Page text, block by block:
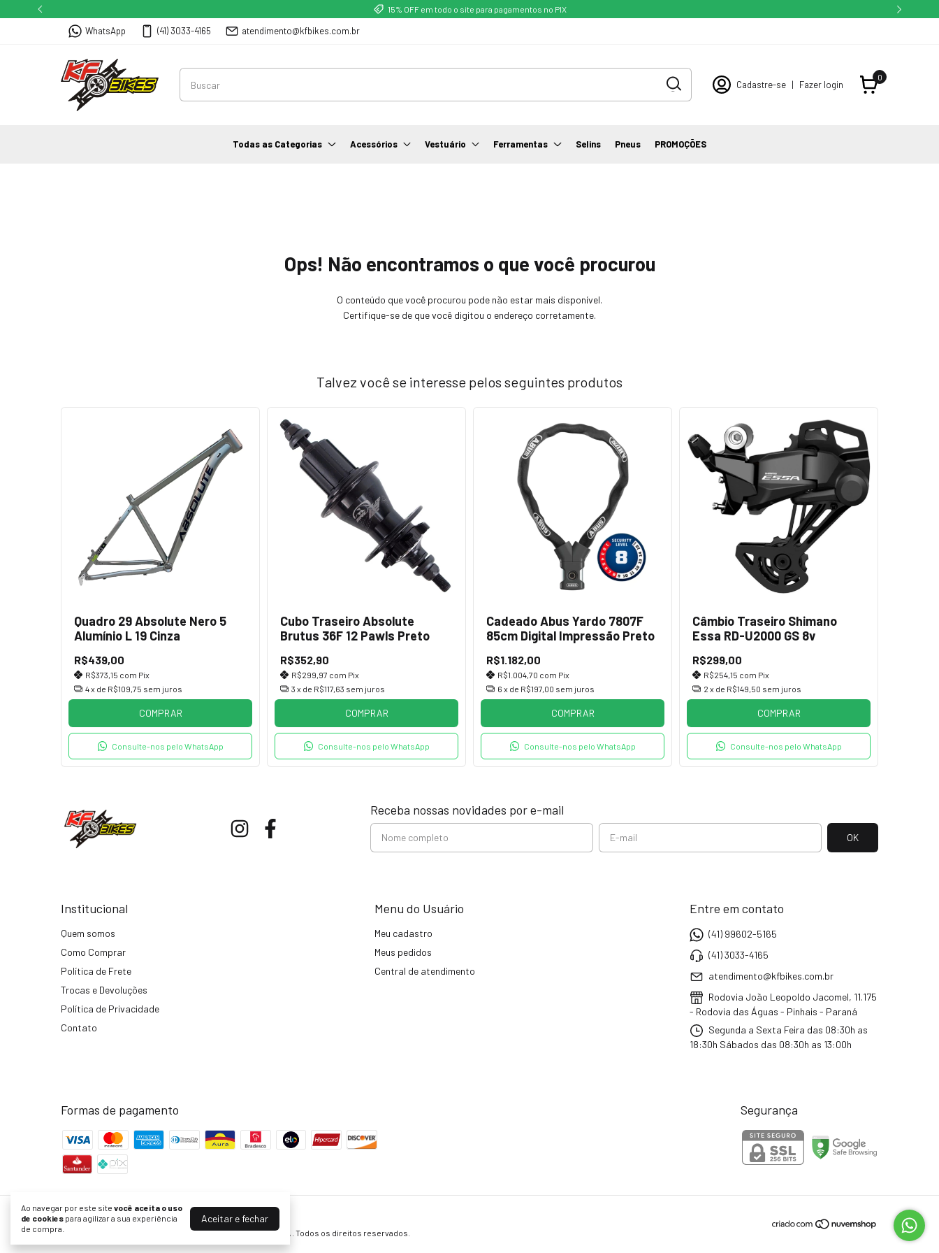
15% OFF em todo o site para pagamentos no PIX
WhatsApp (41) 3033-4165 atendimento@kfbikes.com.br
Cadastre-se | Fazer login
0
Todas as Categorias Acessórios Vestuário Ferramentas Selins Pneus PROMOÇÕES
Ao navegar por este site você aceita o uso
de cookies para agilizar a sua experiência
de compra.
Aceitar e fechar
Ops! Não encontramos o que você procurou
O conteúdo que você procurou pode não estar mais disponível.
Certifique-se de que você digitou o endereço corretamente.
Talvez você se interesse pelos seguintes produtos
Quadro 29 Absolute Nero 5
Alumínio L 19 Cinza
R$439,00
R$373,15 com Pix
4x de R$109,75 sem juros
COMPRAR
Consulte-nos pelo WhatsApp
Cubo Traseiro Absolute
Brutus 36F 12 Pawls Preto
R$352,90
R$299,97 com Pix
3 x de R$117,63 sem juros
COMPRAR
Consulte-nos pelo WhatsApp
Cadeado Abus Yardo 7807F
85cm Digital Impressão Preto
R$1.182,00
R$1.004,70 com Pix
6 x de R$197,00 sem juros
COMPRAR
Consulte-nos pelo WhatsApp
Câmbio Traseiro Shimano
Essa RD-U2000 GS 8v
R$299,00
R$254,15 com Pix
2 x de R$149,50 sem juros
COMPRAR
Consulte-nos pelo WhatsApp
Receba nossas novidades por e-mail
Institucional
Quem somos
Como Comprar
Política de Frete
Trocas e Devoluções
Política de Privacidade
Contato
Menu do Usuário
Meu cadastro
Meus pedidos
Central de atendimento
Entre em contato
(41) 99602-5165
(41) 3033-4165
atendimento@kfbikes.com.br
Rodovia João Leopoldo Jacomel, 11.175
- Rodovia das Águas - Pinhais - Paraná
Segunda a Sexta Feira das 08:30h as
18:30h Sábados das 08:30h as 13:00h
Formas de pagamento Segurança
KF Bikes | Peças para Bike com Ofertas no Site Oficial
©2026. KF Comércio de Bicicletas Peças e Acessórios LTDA . Todos os direitos reservados.